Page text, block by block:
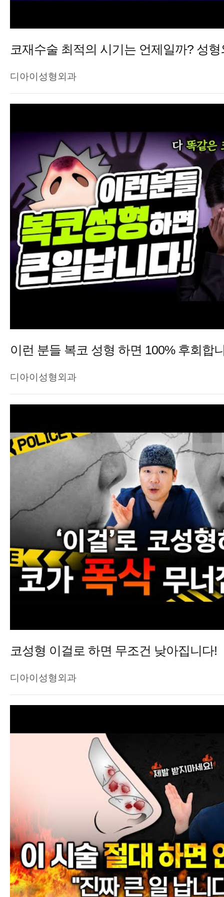
디아이성형외과
이런 분들 복코 성형 하면 100% 후회합
디아이성형외과
코성형 이걸로 하면 무조건 낮아집니다!
디아이성형외과